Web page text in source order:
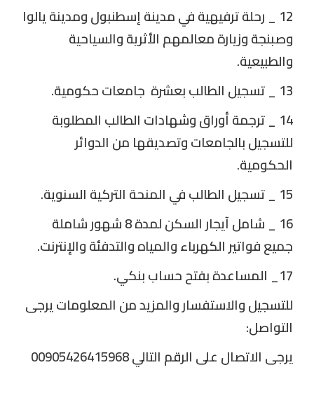
12 _ رحلة ترفيهية في مدينة إسطنبول ومدينة يالوا
وصبنجة وزيارة معالمهم الأثرية والسياحية
والطبيعية.
13 _ تسجيل الطالب بعشرة جامعات حكومية.
14 _ ترجمة أوراق وشهادات الطالب المطلوبة
للتسجيل بالجامعات وتصديقها من الدوائر
الحكومية.
15 _ تسجيل الطالب في المنحة التركية السنوية.
16 _ شامل آيجار السكن لمدة 8 شهور شاملة
جميع فواتير الكهرباء والمياه والتدفئة والإنترنت.
17_ المساعدة بفتح حساب بنكي.
للتسجيل والاستفسار والمزيد من المعلومات يرجى
التواصل:
يرجى الاتصال على الرقم التالي 00905426415968